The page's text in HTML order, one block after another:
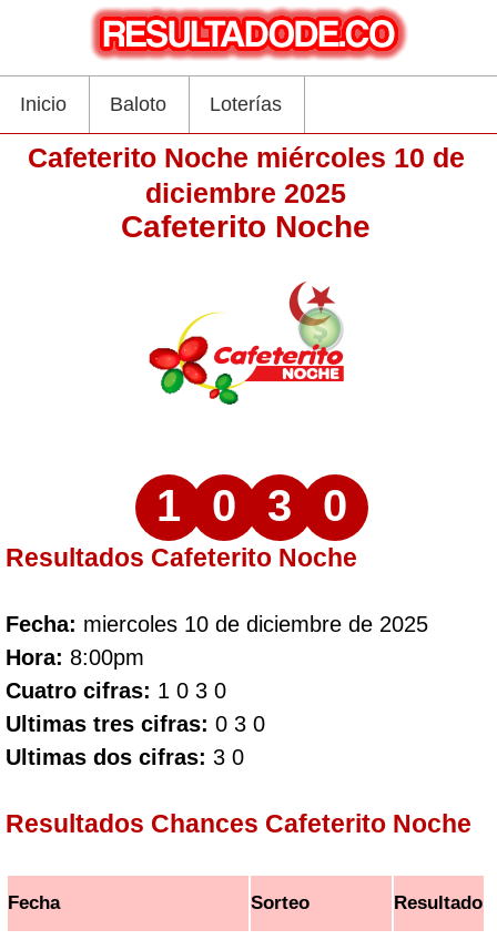
Inicio Baloto Loterías
Cafeterito Noche miércoles 10 de
diciembre 2025
Cafeterito Noche
1 0 3 0
Resultados Cafeterito Noche
Fecha: miercoles 10 de diciembre de 2025
Hora: 8:00pm
Cuatro cifras: 1 0 3 0
Ultimas tres cifras: 0 3 0
Ultimas dos cifras: 3 0
Resultados Chances Cafeterito Noche
Fecha Sorteo Resultado